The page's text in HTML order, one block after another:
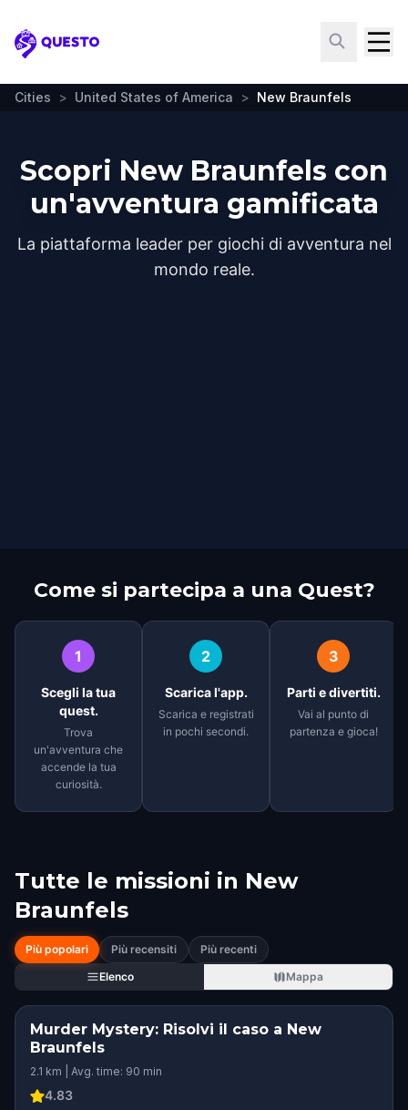
Questo
Cities > United States of America > New Braunfels
Scopri New Braunfels con
un'avventura gamificata
La piattaforma leader per giochi di avventura nel
mondo reale.
Come si partecipa a una Quest?
1
Scegli la tua
quest.
Trova
un'avventura che
accende la tua
curiosità.
2
Scarica l'app.
Scarica e registrati
in pochi secondi.
3
Parti e divertiti.
Vai al punto di
partenza e gioca!
Tutte le missioni in New
Braunfels
Più popolari Più recensiti
Più recenti
Elenco
Mappa
Murder Mystery: Risolvi il caso a New
Braunfels
2.1 km | Avg. time: 90 min
4.83